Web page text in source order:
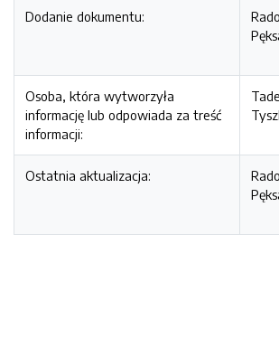
Dodanie dokumentu:
Osoba, która wytworzyła
informację lub odpowiada za treść
informacji:
Ostatnia aktualizacja: